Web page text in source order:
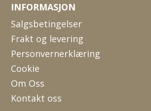
INFORMASJON
Salgsbetingelser
Frakt og levering
Personvernerklæring
Cookie
Om Oss
Kontakt oss